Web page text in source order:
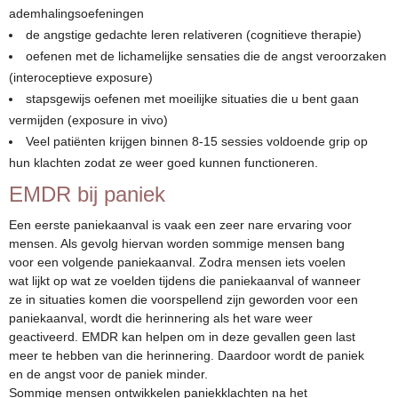
ademhalingsoefeningen
de angstige gedachte leren relativeren (cognitieve therapie)
oefenen met de lichamelijke sensaties die de angst veroorzaken
(interoceptieve exposure)
stapsgewijs oefenen met moeilijke situaties die u bent gaan
vermijden (exposure in vivo)
Veel patiënten krijgen binnen 8-15 sessies voldoende grip op
hun klachten zodat ze weer goed kunnen functioneren.
EMDR bij paniek
Een eerste paniekaanval is vaak een zeer nare ervaring voor
mensen. Als gevolg hiervan worden sommige mensen bang
voor een volgende paniekaanval. Zodra mensen iets voelen
wat lijkt op wat ze voelden tijdens die paniekaanval of wanneer
ze in situaties komen die voorspellend zijn geworden voor een
paniekaanval, wordt die herinnering als het ware weer
geactiveerd. EMDR kan helpen om in deze gevallen geen last
meer te hebben van die herinnering. Daardoor wordt de paniek
en de angst voor de paniek minder.
Sommige mensen ontwikkelen paniekklachten na het